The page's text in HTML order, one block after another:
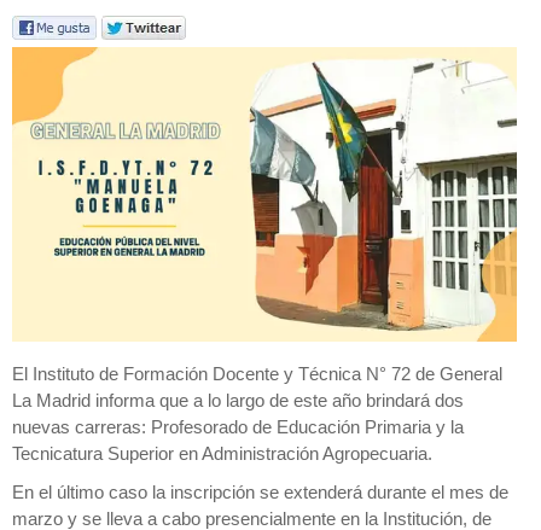
El Instituto de Formación Docente y Técnica N° 72 de General
La Madrid informa que a lo largo de este año brindará dos
nuevas carreras: Profesorado de Educación Primaria y la
Tecnicatura Superior en Administración Agropecuaria.
En el último caso la inscripción se extenderá durante el mes de
marzo y se lleva a cabo presencialmente en la Institución, de